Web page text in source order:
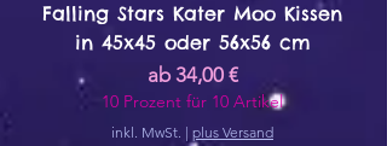
Falling Stars Kater Moo Kissen
in 45x45 oder 56x56 cm
ab 34,00 €
Sale-Preis
10 Prozent für 10 Artikel
inkl. MwSt. | plus Versand